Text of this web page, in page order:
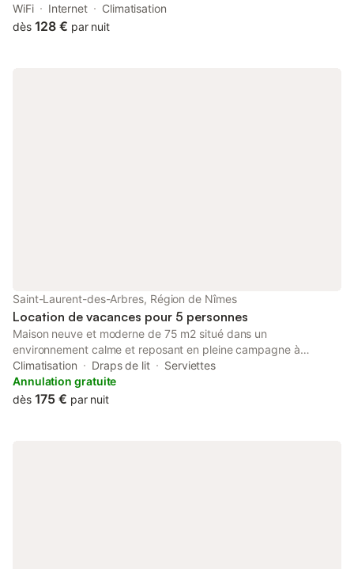
traditionnelle Gardoise avec Jacuzzi 5 personnes 3 chambres
offers air conditioning.
WiFi Internet
Climatisation
dès 128 € par nuit
Saint-Laurent-des-Arbres, Région de Nîmes
Location de vacances pour 5 personnes
Maison neuve et moderne de 75 m2 situé dans un
environnement calme et reposant en pleine campagne à
proximité d'Avignon et du Pont Gard, sortie d'autoroute à 5 min
nombreux commerces et restaurants de proximité. Comprenant
2 chambres dont une avec 1 lit King size 180x200 cm 1 lit
Climatisation Draps de lit
Serviettes
Annulation gratuite
dès 175 € par nuit